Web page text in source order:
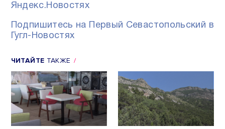
Яндекс.Новостях
Подпишитесь на Первый Севастопольский в
Гугл-Новостях
ЧИТАЙТЕ ТАКЖЕ